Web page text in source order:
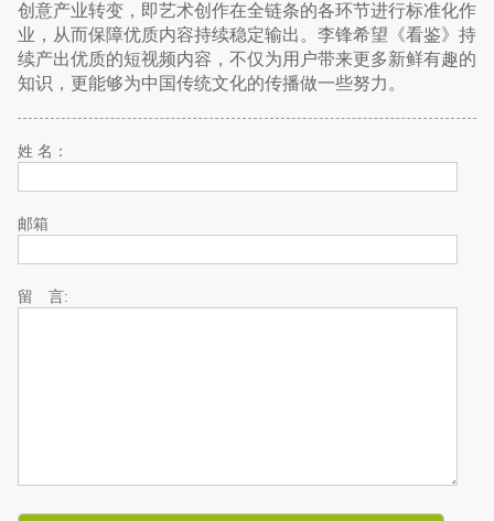
创意产业转变，即艺术创作在全链条的各环节进行标准化作
业，从而保障优质内容持续稳定输出。李锋希望《看鉴》持
续产出优质的短视频内容，不仅为用户带来更多新鲜有趣的
知识，更能够为中国传统文化的传播做一些努力。
姓 名：
邮箱
留 言: